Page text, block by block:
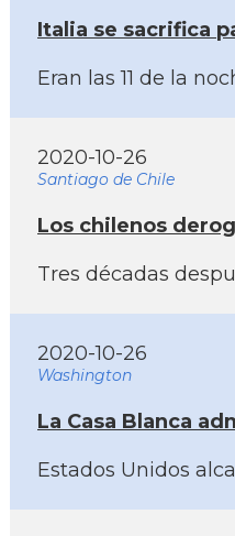
Italia se sacrifica
Eran las 11 de la
2020-10-26
Santiago de Chile
Los chilenos
Tres décadas
2020-10-26
Washington
La Casa Blanca
Estados Unidos